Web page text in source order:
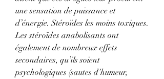
une sensation de puissance et
d’énergie. Stéroïdes les moins toxiques.
Les stéroïdes anabolisants ont
également de nombreux effets
secondaires, qu’ils soient
psychologiques (sautes d’humeur,